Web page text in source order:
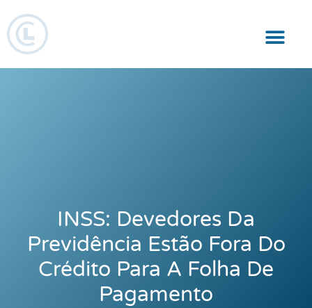
INSS: Devedores Da
Previdência Estão Fora Do
Crédito Para A Folha De
Pagamento